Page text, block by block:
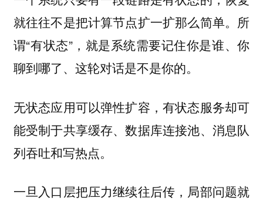
就往往不是把计算节点扩一扩那么简单。所
谓“有状态”，就是系统需要记住你是谁、你
聊到哪了、这轮对话是不是你的。
无状态应用可以弹性扩容，有状态服务却可
能受制于共享缓存、数据库连接池、消息队
列吞吐和写热点。
一旦入口层把压力继续往后传，局部问题就